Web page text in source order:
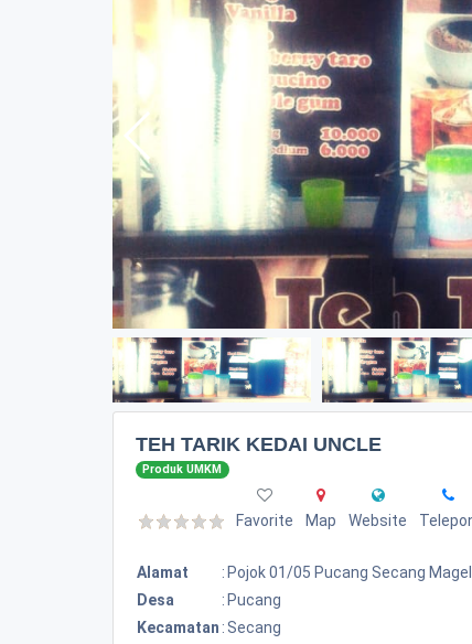
TEH TARIK KEDAI UNCLE
Produk UMKM
Favorite Map Website
Alamat : Pojok 01/05 Pucang Secang
Desa
: Pucang
Kecamatan : Secang